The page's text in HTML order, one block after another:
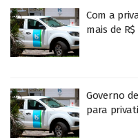
Com a
mais de
Governo
para